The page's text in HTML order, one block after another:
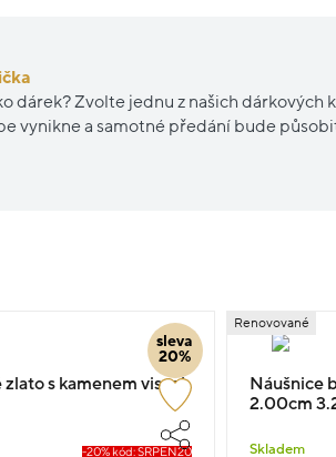
dárek? Zvolte jednu z našich dárkových
vynikne a samotné předání bude
sleva
20%
zlato s kamenem visací
-20% kód: SRPEN20
Renovované
Náušnice
2.00cm
Skladem